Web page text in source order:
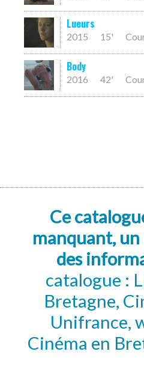
Lueurs
2015 15'
Body
2016 42'
Ce
manquant,
des
catalogue :
Bretagne,
Unifrance,
Cinéma en